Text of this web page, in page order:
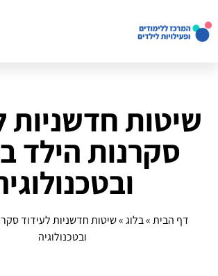
שיטות חדשניות
סקרנות הילד
דף הבית»בלוג»שיטות חדשניות לעידוד
ובטכנולוגיה